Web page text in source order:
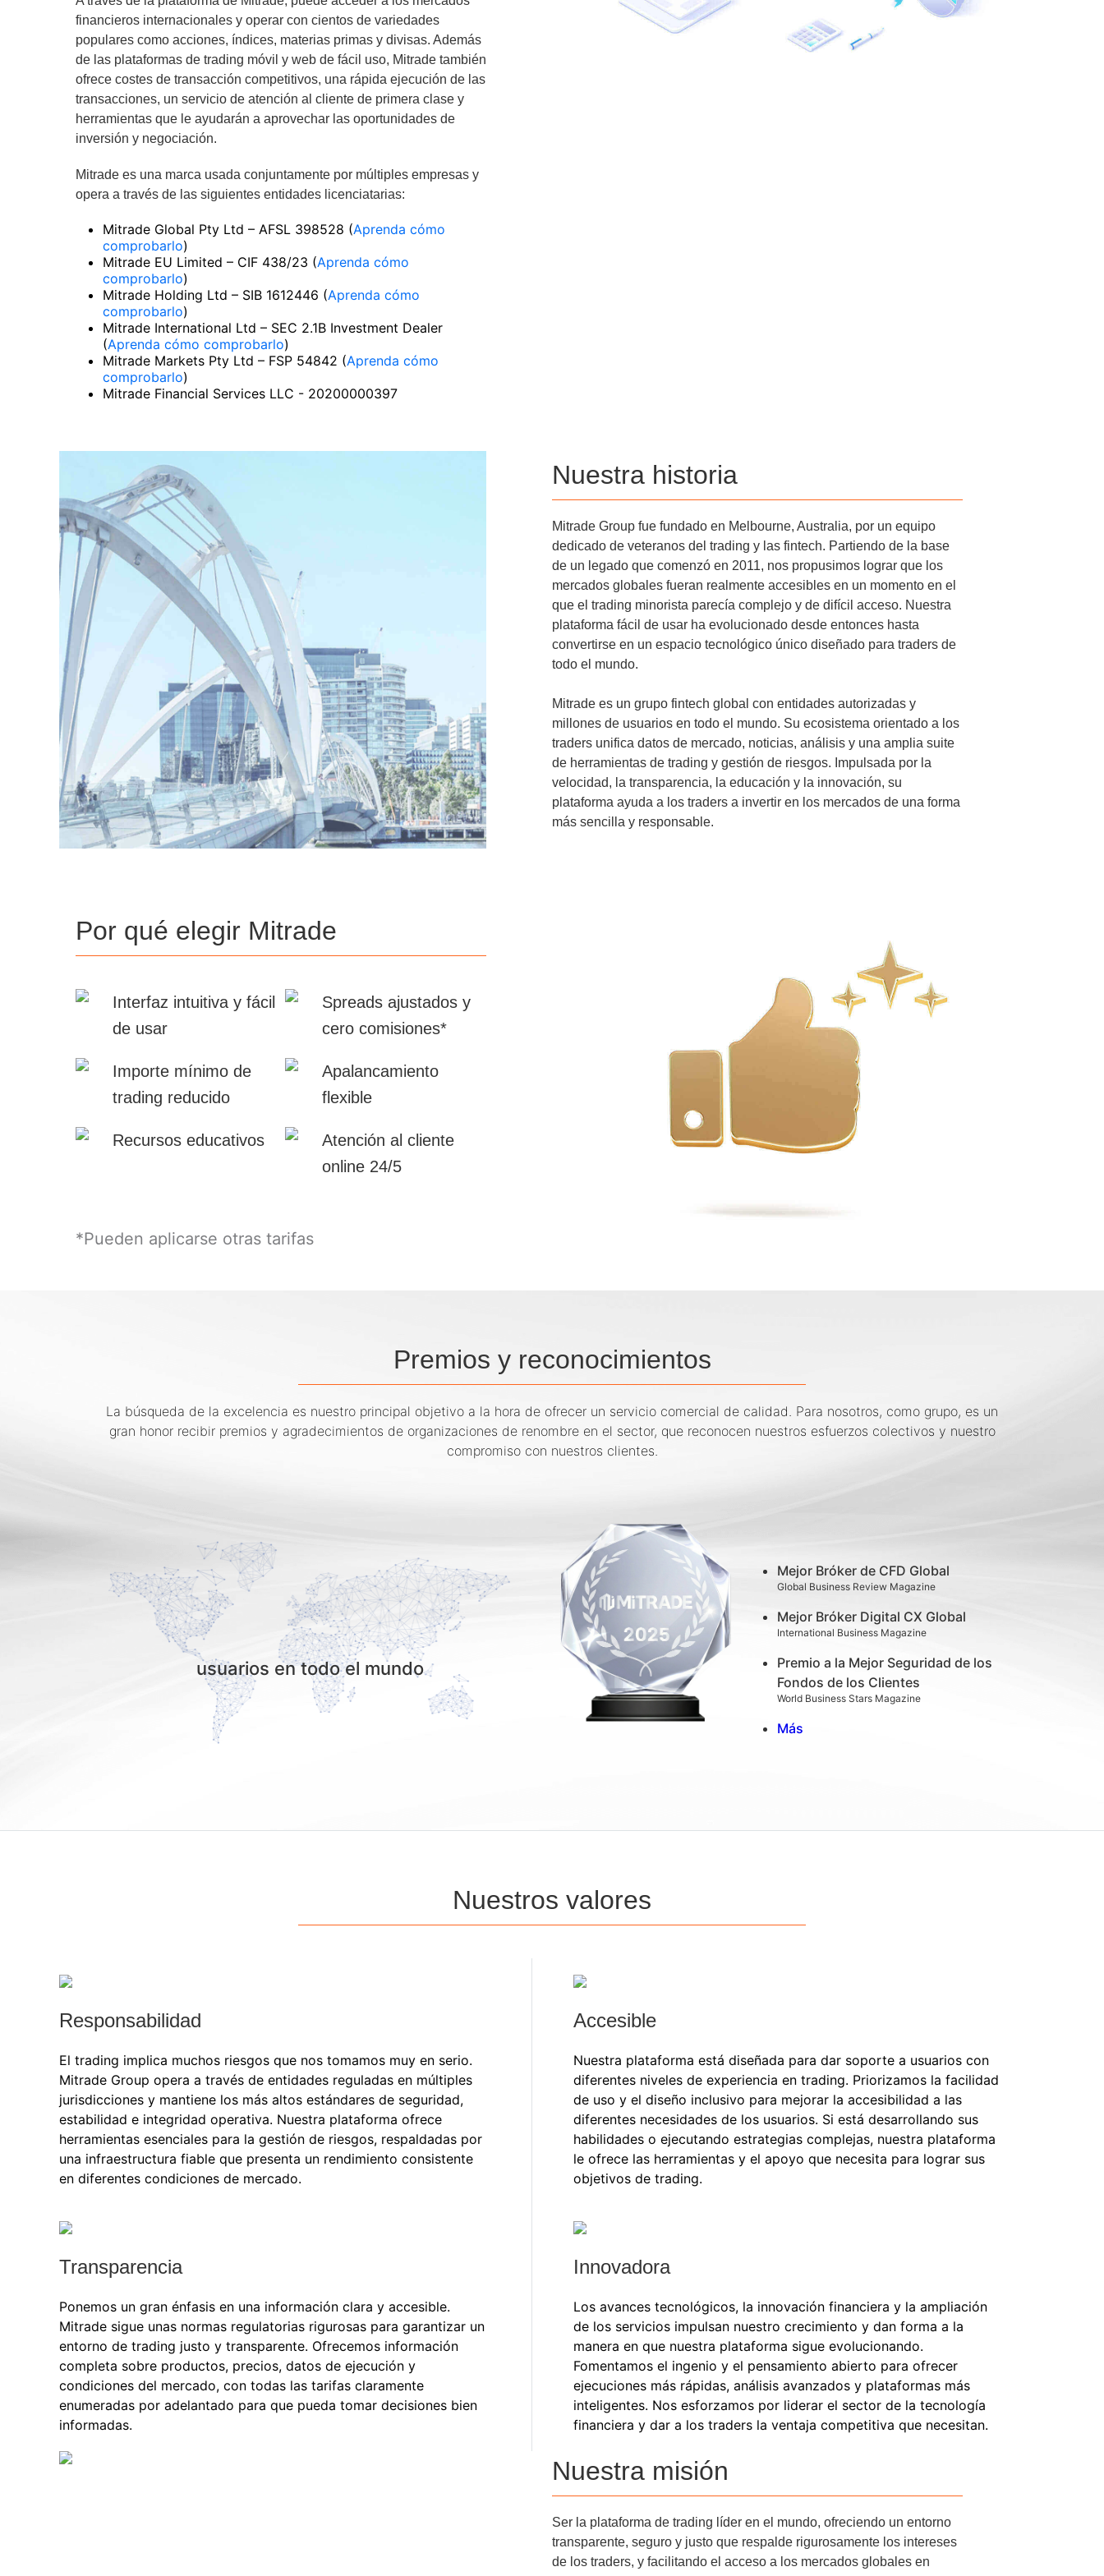
financieros internacionales y operar con cientos de variedades
populares como acciones, índices, materias primas y divisas. Además
de las plataformas de trading móvil y web de fácil uso, Mitrade también
ofrece costes de transacción competitivos, una rápida ejecución de las
transacciones, un servicio de atención al cliente de primera clase y
herramientas que le ayudarán a aprovechar las oportunidades de
inversión y negociación.
Mitrade es una marca usada conjuntamente por múltiples empresas y
opera a través de las siguientes entidades licenciatarias:
Mitrade Global Pty Ltd – AFSL 398528 (Aprenda cómo
comprobarlo)
Mitrade EU Limited – CIF 438/23 (Aprenda cómo
comprobarlo)
Mitrade Holding Ltd – SIB 1612446 (Aprenda cómo
comprobarlo)
Mitrade International Ltd – SEC 2.1B Investment Dealer
(Aprenda cómo comprobarlo)
Mitrade Markets Pty Ltd – FSP 54842 (Aprenda cómo
comprobarlo)
Mitrade Financial Services LLC - 20200000397
Nuestra historia
Mitrade Group fue fundado en Melbourne, Australia, por un equipo
dedicado de veteranos del trading y las fintech. Partiendo de la base
de un legado que comenzó en 2011, nos propusimos lograr que los
mercados globales fueran realmente accesibles en un momento en el
que el trading minorista parecía complejo y de difícil acceso. Nuestra
plataforma fácil de usar ha evolucionado desde entonces hasta
convertirse en un espacio tecnológico único diseñado para traders de
todo el mundo.
Mitrade es un grupo fintech global con entidades autorizadas y
millones de usuarios en todo el mundo. Su ecosistema orientado a los
traders unifica datos de mercado, noticias, análisis y una amplia suite
de herramientas de trading y gestión de riesgos. Impulsada por la
velocidad, la transparencia, la educación y la innovación, su
plataforma ayuda a los traders a invertir en los mercados de una forma
más sencilla y responsable.
Por qué elegir Mitrade
Interfaz intuitiva y fácil
de usar
Spreads ajustados y
cero comisiones*
Importe mínimo de
trading reducido
Apalancamiento
flexible
Recursos educativos
Atención al cliente
online 24/5
*Pueden aplicarse otras tarifas
Premios y reconocimientos
La búsqueda de la excelencia es nuestro principal objetivo a la hora de ofrecer un servicio comercial de calidad. Para nosotros, como grupo, es un
gran honor recibir premios y agradecimientos de organizaciones de renombre en el sector, que reconocen nuestros esfuerzos colectivos y nuestro
compromiso con nuestros clientes.
usuarios en todo el mundo
Mejor Bróker de CFD Global
Global Business Review Magazine
Mejor Bróker Digital CX Global
International Business Magazine
Premio a la Mejor Seguridad de los
Fondos de los Clientes
World Business Stars Magazine
Más
Nuestros valores
Responsabilidad
El trading implica muchos riesgos que nos tomamos muy en serio.
Mitrade Group opera a través de entidades reguladas en múltiples
jurisdicciones y mantiene los más altos estándares de seguridad,
estabilidad e integridad operativa. Nuestra plataforma ofrece
herramientas esenciales para la gestión de riesgos, respaldadas por
una infraestructura fiable que presenta un rendimiento consistente
en diferentes condiciones de mercado.
Accesible
Nuestra plataforma está diseñada para dar soporte a usuarios con
diferentes niveles de experiencia en trading. Priorizamos la facilidad
de uso y el diseño inclusivo para mejorar la accesibilidad a las
diferentes necesidades de los usuarios. Si está desarrollando sus
habilidades o ejecutando estrategias complejas, nuestra plataforma
le ofrece las herramientas y el apoyo que necesita para lograr sus
objetivos de trading.
Transparencia
Ponemos un gran énfasis en una información clara y accesible.
Mitrade sigue unas normas regulatorias rigurosas para garantizar un
entorno de trading justo y transparente. Ofrecemos información
completa sobre productos, precios, datos de ejecución y
condiciones del mercado, con todas las tarifas claramente
enumeradas por adelantado para que pueda tomar decisiones bien
informadas.
Innovadora
Los avances tecnológicos, la innovación financiera y la ampliación
de los servicios impulsan nuestro crecimiento y dan forma a la
manera en que nuestra plataforma sigue evolucionando.
Fomentamos el ingenio y el pensamiento abierto para ofrecer
ejecuciones más rápidas, análisis avanzados y plataformas más
inteligentes. Nos esforzamos por liderar el sector de la tecnología
financiera y dar a los traders la ventaja competitiva que necesitan.
Nuestra misión
Ser la plataforma de trading líder en el mundo, ofreciendo un entorno
transparente, seguro y justo que respalde rigurosamente los intereses
de los traders, y facilitando el acceso a los mercados globales en